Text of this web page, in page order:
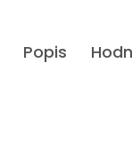
Popis